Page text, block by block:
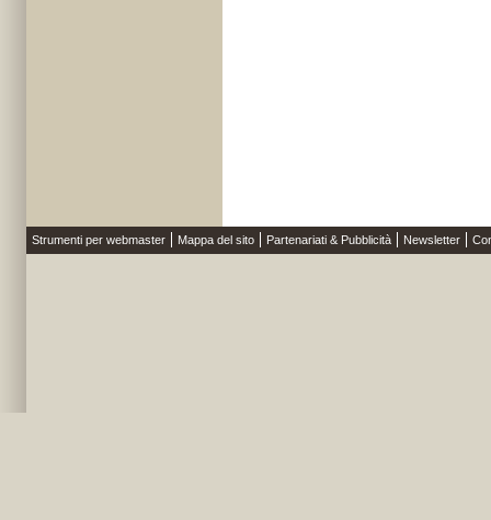
Strumenti per webmaster Mappa del sito Partenariati & Pubblicità Newsletter